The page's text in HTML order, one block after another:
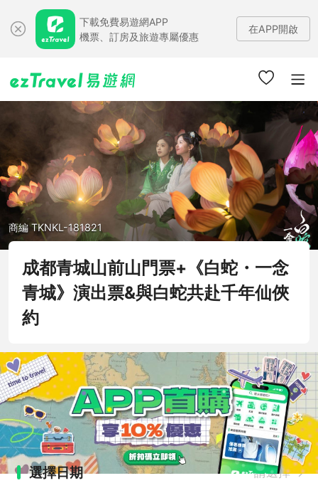
下載免費易遊網APP
機票、訂房及旅遊專屬優惠
在APP開啟
商編 TKNKL-181821
成都青城山前山門票+《白蛇・一念
青城》演出票&與白蛇共赴千年仙俠
約
選擇日期 請選擇